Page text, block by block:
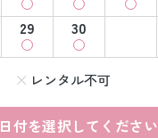
29 30
レンタル不可
日付を選択してください